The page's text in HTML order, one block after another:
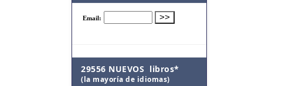
29556 NUEVOS libros*
(la mayoría de idiomas)